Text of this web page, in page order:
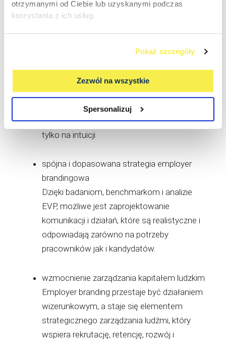
otrzymanymi od Ciebie lub uzyskanymi podczas
korzystania z ich usług.
Pokaż szczegóły
Zezwól na wszystkie
Spersonalizuj
Współpraca z zewnętrznym doradcą HR przynosi
firmie szereg konkretnych, mierzalnych i
długofalowych korzyści:
Doradca patrzy na firmę z zewnątrz, co
pozwala zidentyfikować realne wyzwania i
zbudować strategię opartą na danych, a nie
tylko na intuicji.
spójna i dopasowana strategia employer
brandingowa
Dzięki badaniom, benchmarkom i analizie
EVP, możliwe jest zaprojektowanie
komunikacji i działań, które są realistyczne i
odpowiadają zarówno na potrzeby
pracowników jak i kandydatów.
wzmocnienie zarządzania kapitałem ludzkim
Employer branding przestaje być działaniem
wizerunkowym, a staje się elementem
strategicznego zarządzania ludźmi, który
wspiera rekrutację, retencję, rozwój i